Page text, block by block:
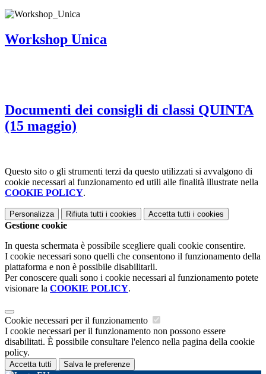
Workshop Unica
Documenti dei consigli di classi QUINTA
(15 maggio)
Questo sito o gli strumenti terzi da questo utilizzati si avvalgono di
cookie necessari al funzionamento ed utili alle finalità illustrate nella
COOKIE POLICY.
Personalizza Rifiuta tutti i cookies Accetta tutti i cookies
Gestione cookie
In questa schermata è possibile scegliere quali cookie consentire.
I cookie necessari sono quelli che consentono il funzionamento della
piattaforma e non è possibile disabilitarli.
Per conoscere quali sono i cookie necessari al funzionamento potete
visionare la COOKIE POLICY.
Cookie necessari per il funzionamento
I cookie necessari per il funzionamento non possono essere
disabilitati. È possibile consultare l'elenco nella pagina della cookie
policy.
Accetta tutti Salva le preferenze